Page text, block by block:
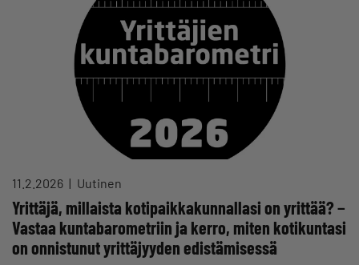
11.2.2026 Uutinen
Yrittäjä, millaista kotipaikkakunnallasi on yrittää? −
Vastaa kuntabarometriin ja kerro, miten kotikuntasi
on onnistunut yrittäjyyden edistämisessä